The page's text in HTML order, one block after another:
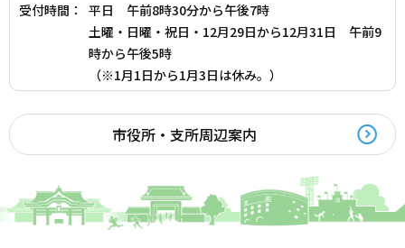
受付時間：
平日 午前8時30分から午後7時
土曜・日曜・祝日・12月29日から12月31日 午前9
時から午後5時
（※1月1日から1月3日は休み。）
市役所・支所周辺案内